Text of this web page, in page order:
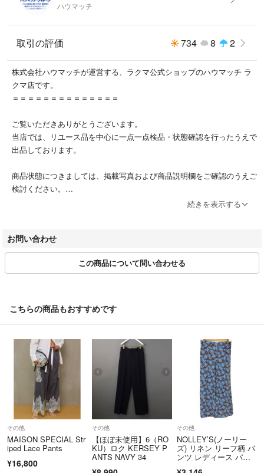
1-2. まとめ商品（セット販売品）
がございます。
内容や状態に関する個別のご質問にはお答えいたしかねます。
________________________________________
2. 付属品・消耗品について
・商品画像に写っていない付属品の欠品を理由とした返品はお受けできま
せん。
・液漏れのあるリモコン類はおまけ扱いとなります。
・電池・バッテリー・ランプなどの消耗品は保証対象外です。
・電池は付属していない場合がございますので、別途ご用意ください。
・防水仕様の時計などは電池交換済みの場合があり、防水性能は生活防水
3. 色味について
撮影環境・お使いのモニター設定等により、実際の色味と異なる場合がご
________________________________________
商品は緩衝材を詰めた段ボールで丁寧に梱包・発送いたします。
環境保護の観点から、一部リサイクル資材（再利用エアークッションな
ど）を使用する場合がございます。
発送方法・送料は商品ページの記載内容に準じます。
________________________________________
5. お受け取りについて
静岡市内の弊社倉庫での直接お受け取りも可能です（要事前連絡・営業時
間内対応）。
※モールの規約により、直接受け取りが不可の場合は配送対応のみとなり
ハウマッチ
取引の評価 734 8 2
株式会社ハウマッチが運営する、ラクマ公式ショップのハウマッチ ラ
クマ店です。
＝＝＝＝＝＝＝＝＝＝＝＝＝＝
ご覧いただきありがとうございます。
当店では、リユース品を中心に一点一点検品・状態確認を行ったうえで
出品しております。
商品状態につきましては、掲載写真および商品説明欄をご確認のうえご
検討ください。
中古品の特性上、ごく軽微なスレや使用感等がある場合がございますの
・コメントなし即購入OKです
・丁寧な梱包、迅速な発送を心がけています
・ご不明点や気になる点がございましたら、ご購入前でもお気軽にお問
お客様に安心してお取引いただけるよう、誠実な対応を心がけてまいり
＝＝＝＝＝＝＝＝＝＝＝＝＝＝
こちらのアカウントはラクマ公式パートナーの株式会社ハウマッチによ
って運営されています。
▼特商法
https://fril.jp/ts/official/law/a505/
▼返品特約
https://fril.jp/ts/official/law/a505/#return_policy
続きを表示する
お問い合わせ
この商品について問い合わせる
こちらの商品もおすすめです
その他
MAISON SPECIAL Str
iped Lace Pants
¥16,800
その他
【ほぼ未使用】6（RO
KU）ロク KERSEY P
ANTS NAVY 34
その他
NOLLEY’S(ノーリー
ズ) リネン リーフ柄 パ
ンツ レディース パン